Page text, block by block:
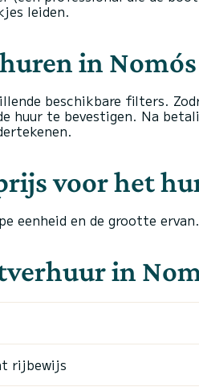
leiden.
in
beschikbare filters.
huur te bevestigen. Na
voor het
eenheid en de grootte
in
rijbewijs